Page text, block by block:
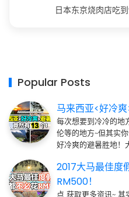
日本东京烧肉店吃
Popular Posts
马来西亚<好冷爽
每次想要到冷冷的地
伦等的地方~但其实
好冷爽的避暑胜地！
2017大马最佳度
RM500！
点 获取更多资讯~